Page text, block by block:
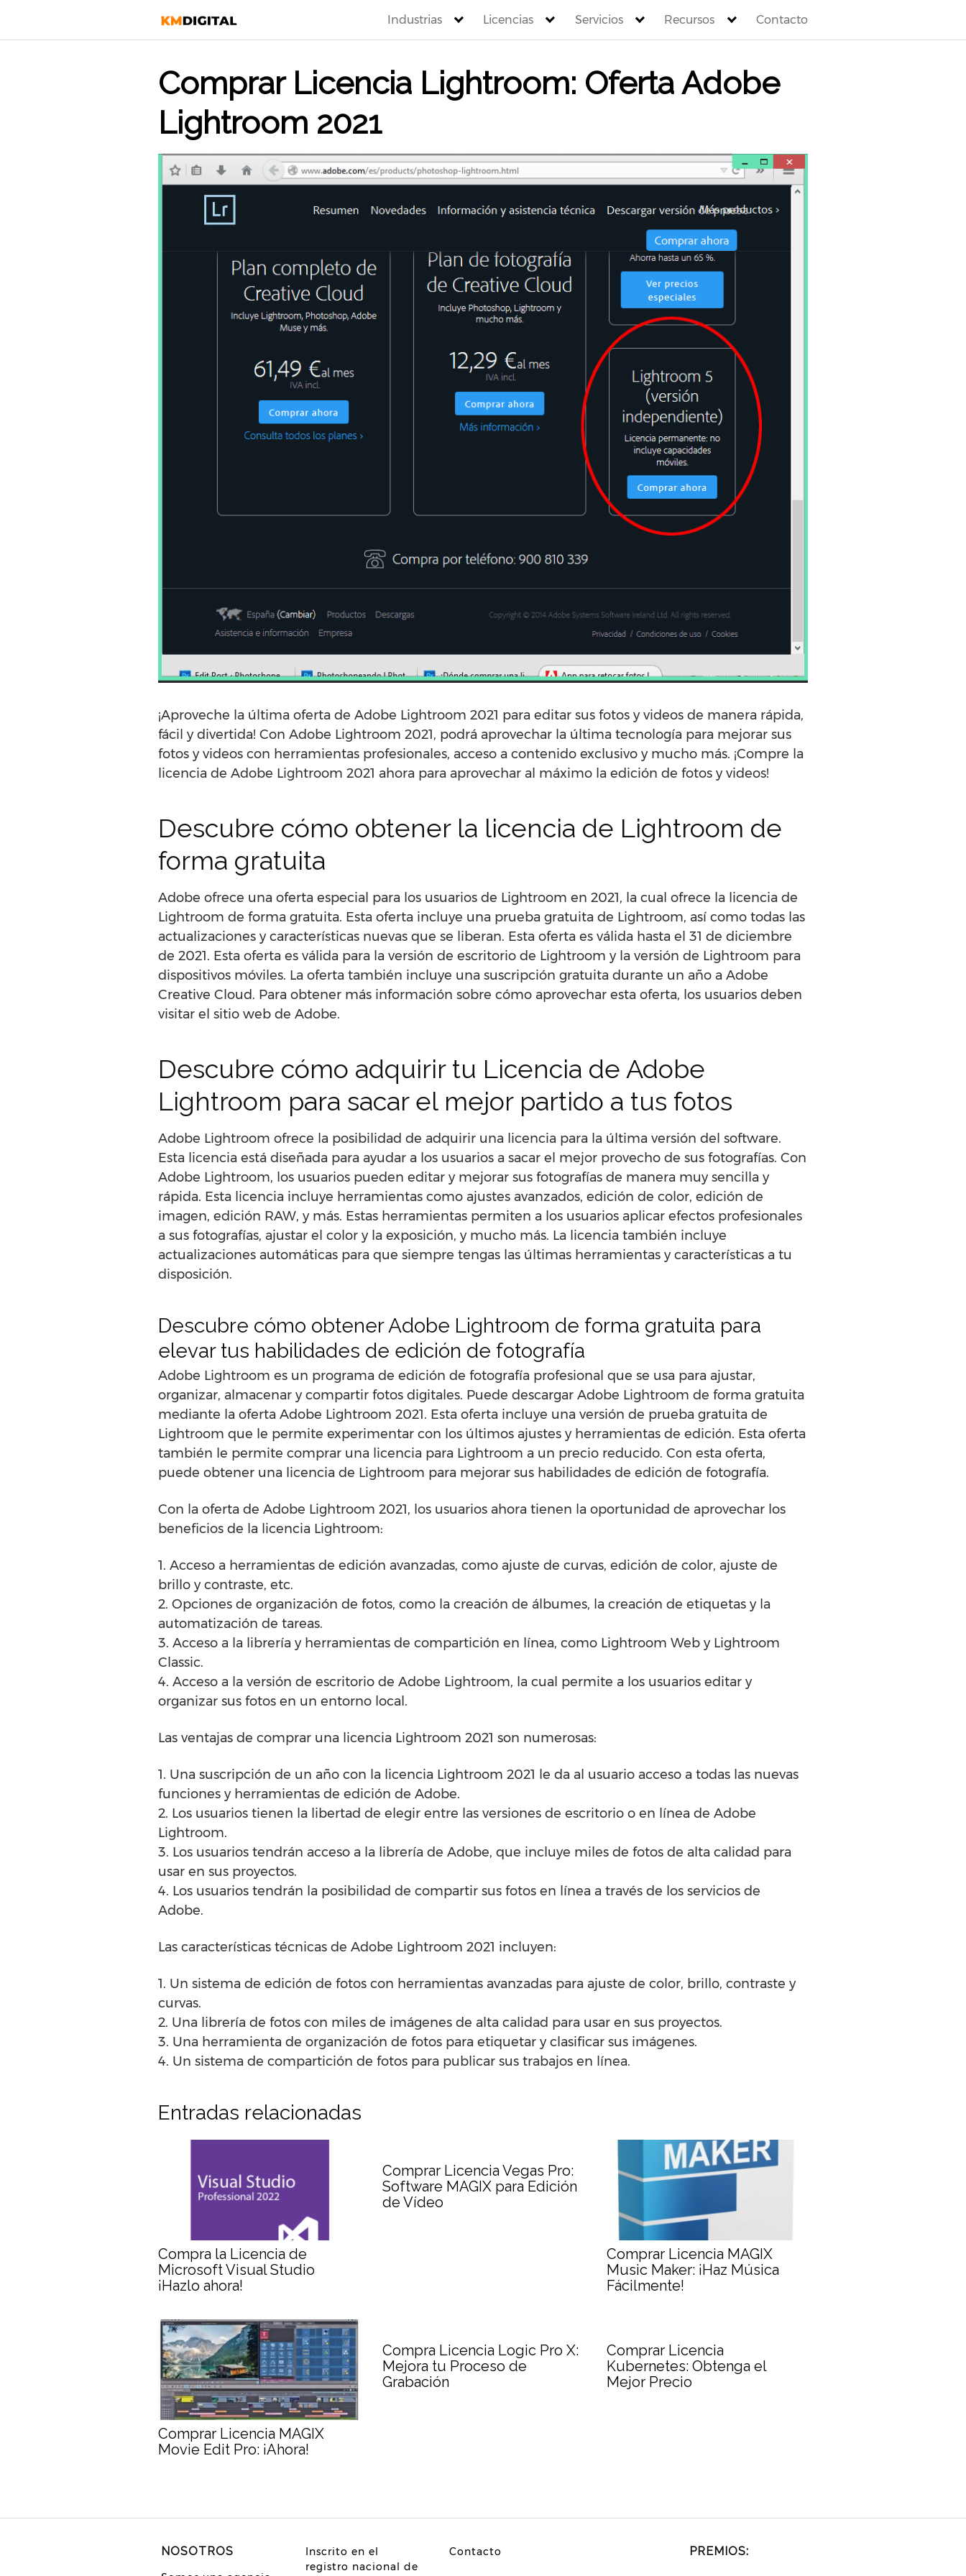
contenido
Industrias Licencias Servicios Recursos Contacto
Comprar Licencia Lightroom: Oferta Adobe
Lightroom 2021
¡Aproveche la última oferta de Adobe Lightroom 2021 para editar sus fotos y videos de manera rápida,
fácil y divertida! Con Adobe Lightroom 2021, podrá aprovechar la última tecnología para mejorar sus
fotos y videos con herramientas profesionales, acceso a contenido exclusivo y mucho más. ¡Compre la
licencia de Adobe Lightroom 2021 ahora para aprovechar al máximo la edición de fotos y videos!
Descubre cómo obtener la licencia de Lightroom de
forma gratuita
Adobe ofrece una oferta especial para los usuarios de Lightroom en 2021, la cual ofrece la licencia de
Lightroom de forma gratuita. Esta oferta incluye una prueba gratuita de Lightroom, así como todas las
actualizaciones y características nuevas que se liberan. Esta oferta es válida hasta el 31 de diciembre
de 2021. Esta oferta es válida para la versión de escritorio de Lightroom y la versión de Lightroom para
dispositivos móviles. La oferta también incluye una suscripción gratuita durante un año a Adobe
Creative Cloud. Para obtener más información sobre cómo aprovechar esta oferta, los usuarios deben
visitar el sitio web de Adobe.
Descubre cómo adquirir tu Licencia de Adobe
Lightroom para sacar el mejor partido a tus fotos
Adobe Lightroom ofrece la posibilidad de adquirir una licencia para la última versión del software.
Esta licencia está diseñada para ayudar a los usuarios a sacar el mejor provecho de sus fotografías. Con
Adobe Lightroom, los usuarios pueden editar y mejorar sus fotografías de manera muy sencilla y
rápida. Esta licencia incluye herramientas como ajustes avanzados, edición de color, edición de
imagen, edición RAW, y más. Estas herramientas permiten a los usuarios aplicar efectos profesionales
a sus fotografías, ajustar el color y la exposición, y mucho más. La licencia también incluye
actualizaciones automáticas para que siempre tengas las últimas herramientas y características a tu
disposición.
Descubre cómo obtener Adobe Lightroom de forma gratuita para
elevar tus habilidades de edición de fotografía
Adobe Lightroom es un programa de edición de fotografía profesional que se usa para ajustar,
organizar, almacenar y compartir fotos digitales. Puede descargar Adobe Lightroom de forma gratuita
mediante la oferta Adobe Lightroom 2021. Esta oferta incluye una versión de prueba gratuita de
Lightroom que le permite experimentar con los últimos ajustes y herramientas de edición. Esta oferta
también le permite comprar una licencia para Lightroom a un precio reducido. Con esta oferta,
puede obtener una licencia de Lightroom para mejorar sus habilidades de edición de fotografía.
Con la oferta de Adobe Lightroom 2021, los usuarios ahora tienen la oportunidad de aprovechar los
beneficios de la licencia Lightroom:
1. Acceso a herramientas de edición avanzadas, como ajuste de curvas, edición de color, ajuste de
brillo y contraste, etc.
2. Opciones de organización de fotos, como la creación de álbumes, la creación de etiquetas y la
automatización de tareas.
3. Acceso a la librería y herramientas de compartición en línea, como Lightroom Web y Lightroom
Classic.
4. Acceso a la versión de escritorio de Adobe Lightroom, la cual permite a los usuarios editar y
organizar sus fotos en un entorno local.
Las ventajas de comprar una licencia Lightroom 2021 son numerosas:
1. Una suscripción de un año con la licencia Lightroom 2021 le da al usuario acceso a todas las nuevas
funciones y herramientas de edición de Adobe.
2. Los usuarios tienen la libertad de elegir entre las versiones de escritorio o en línea de Adobe
Lightroom.
3. Los usuarios tendrán acceso a la librería de Adobe, que incluye miles de fotos de alta calidad para
usar en sus proyectos.
4. Los usuarios tendrán la posibilidad de compartir sus fotos en línea a través de los servicios de
Adobe.
Las características técnicas de Adobe Lightroom 2021 incluyen:
1. Un sistema de edición de fotos con herramientas avanzadas para ajuste de color, brillo, contraste y
curvas.
2. Una librería de fotos con miles de imágenes de alta calidad para usar en sus proyectos.
3. Una herramienta de organización de fotos para etiquetar y clasificar sus imágenes.
4. Un sistema de compartición de fotos para publicar sus trabajos en línea.
Entradas relacionadas
Compra la Licencia de
Microsoft Visual Studio
¡Hazlo ahora!
Comprar Licencia Vegas Pro:
Software MAGIX para Edición
de Vídeo
Comprar Licencia MAGIX
Music Maker: ¡Haz Música
Fácilmente!
Comprar Licencia MAGIX
Movie Edit Pro: ¡Ahora!
Compra Licencia Logic Pro X:
Mejora tu Proceso de
Grabación
Comprar Licencia
Kubernetes: Obtenga el
Mejor Precio
NOSOTROS
Inscrito en el
registro nacional de
Contacto PREMIOS: